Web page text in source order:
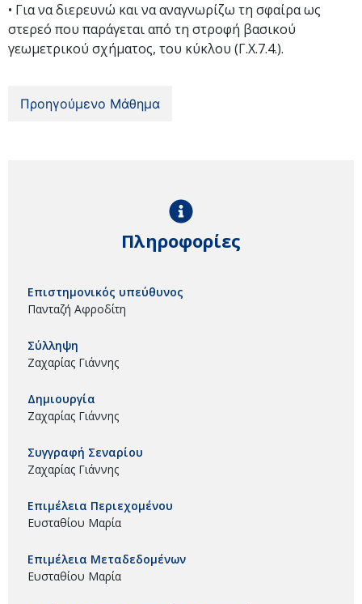
• Για να διερευνώ και να αναγνωρίζω τη σφαίρα ως
στερεό που παράγεται από τη στροφή βασικού
γεωμετρικού σχήματος, του κύκλου (Γ.Χ.7.4.).
Προηγούμενο Μάθημα
Πληροφορίες
Επιστημονικός υπεύθυνος
Πανταζή Αφροδίτη
Σύλληψη
Ζαχαρίας Γιάννης
Δημιουργία
Ζαχαρίας Γιάννης
Συγγραφή Σεναρίου
Ζαχαρίας Γιάννης
Επιμέλεια Περιεχομένου
Ευσταθίου Μαρία
Επιμέλεια Μεταδεδομένων
Ευσταθίου Μαρία